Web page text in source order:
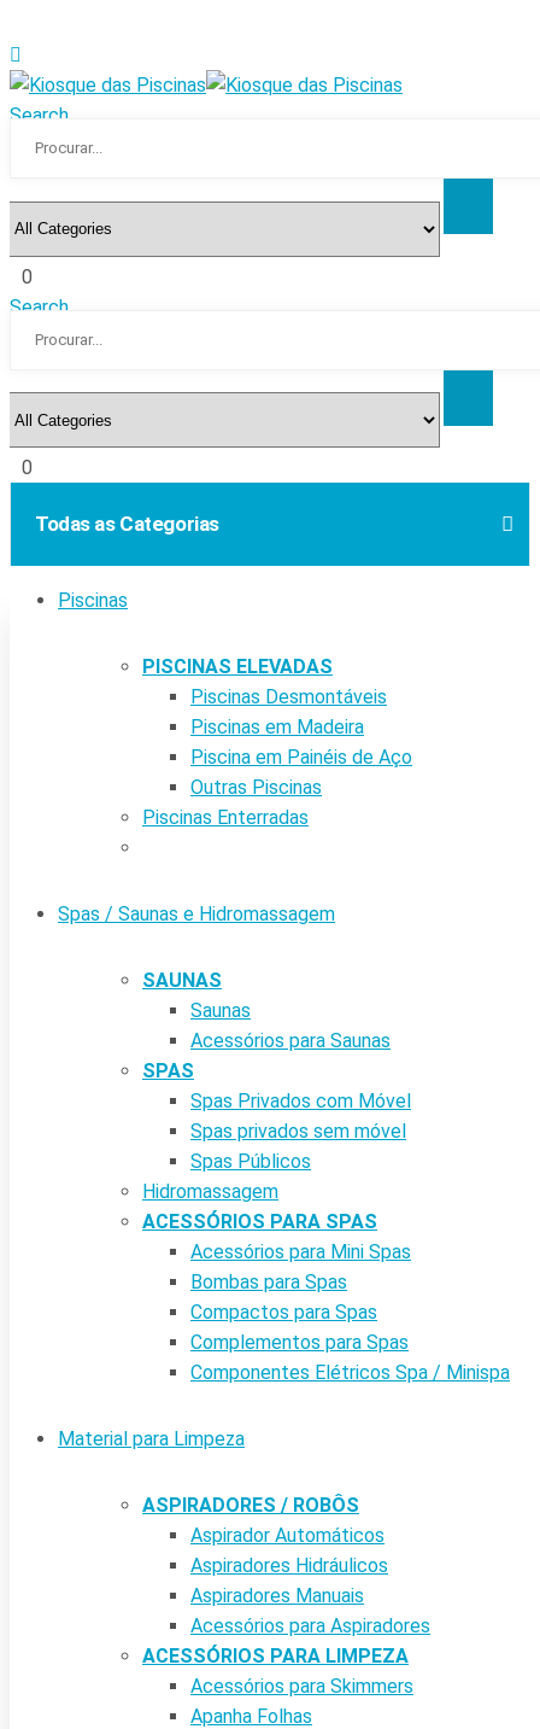
Search
0
Search
0
Todas as Categorias
Piscinas
PISCINAS ELEVADAS
Piscinas Desmontáveis
Piscinas em Madeira
Piscina em Painéis de Aço
Outras Piscinas
Piscinas Enterradas
Spas / Saunas e Hidromassagem
SAUNAS
Saunas
Acessórios para Saunas
SPAS
Spas Privados com Móvel
Spas privados sem móvel
Spas Públicos
Hidromassagem
ACESSÓRIOS PARA SPAS
Acessórios para Mini Spas
Bombas para Spas
Compactos para Spas
Complementos para Spas
Componentes Elétricos Spa / Minispa
Material para Limpeza
ASPIRADORES / ROBÔS
Aspirador Automáticos
Aspiradores Hidráulicos
Aspiradores Manuais
Acessórios para Aspiradores
ACESSÓRIOS PARA LIMPEZA
Acessórios para Skimmers
Apanha Folhas